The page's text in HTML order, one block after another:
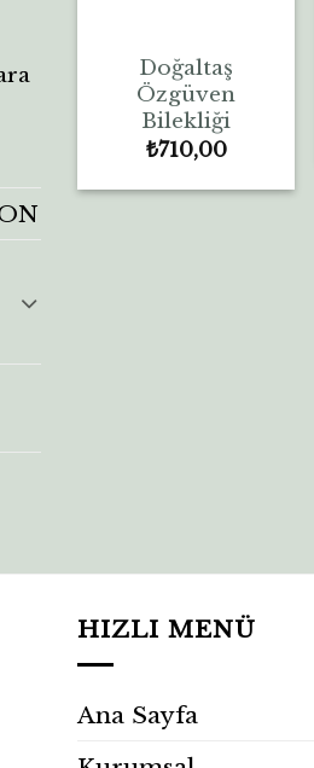
Doğaltaş
Özgüven
Bilekliği
₺710,00
HIZLI MENÜ
Ana Sayfa